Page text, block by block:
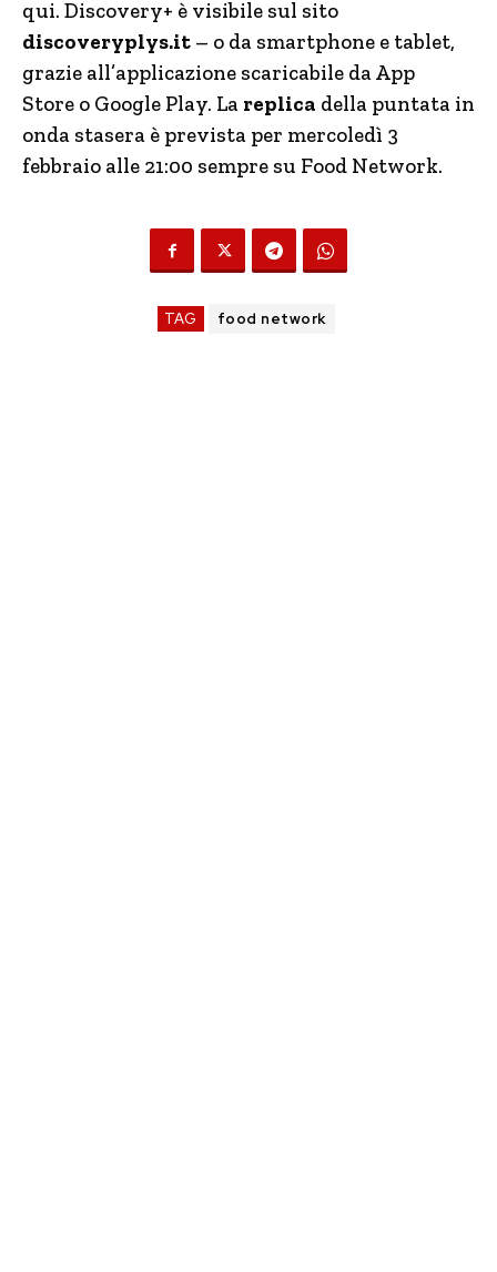
qui. Discovery+ è visibile sul sito
discoveryplys.it – o da smartphone e tablet,
grazie all’applicazione scaricabile da App
Store o Google Play. La replica della puntata in
onda stasera è prevista per mercoledì 3
febbraio alle 21:00 sempre su Food Network.
TAG food network